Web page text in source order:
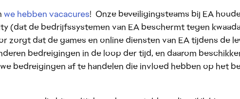
we hebben vacacures! Onze beveiligingsteams bij EA
(dat de bedrijfssystemen van EA beschermt tegen
dat de games en online diensten van EA tijdens de
bedreigingen in de loop der tijd, en daarom
bedreigingen af te handelen die invloed hebben op het